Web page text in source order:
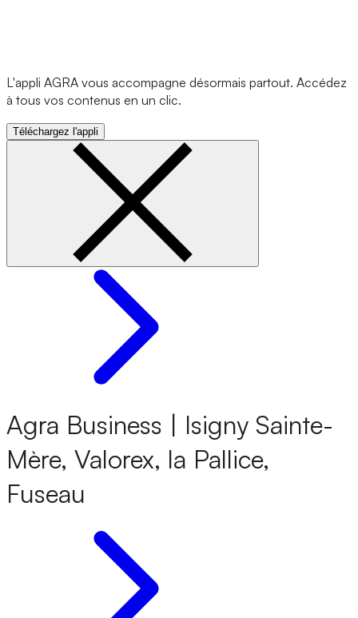
L'appli AGRA vous accompagne désormais partout. Accédez
à tous vos contenus en un clic.
Téléchargez l'appli
Agra Business | Isigny Sainte-
Mère, Valorex, la Pallice,
Fuseau